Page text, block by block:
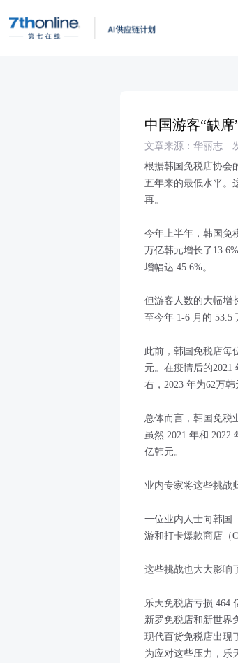
中国游客“缺
文章来源：华丽志
根据韩国免税店协会
五年来的最低水平。
再。
今年上半年，韩国免
万亿韩元增长了
增幅达 45.6%。
但游客人数的大幅增
至今年 1-6 月的 53.5
此前，韩国免税店每
元。在疫情后的2021
右，2023 年为62万韩
总体而言，韩国免税
虽然 2021 年和 2022
亿韩元。
业内专家将这些挑战
一位业内人士向韩国
游和打卡爆款商店（
这些挑战也大大影响
乐天免税店亏损 464
新罗免税店和新世界
现代百货免税店出现
为应对这些压力，乐